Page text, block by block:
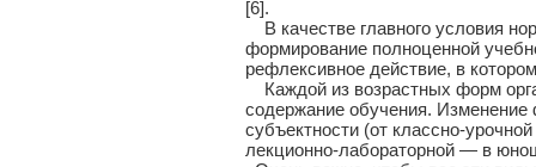
[6].
В качестве главного условия
формирование полноценной
рефлексивное действие, в
Каждой из возрастных форм
содержание обучения.
субъектности (от классно-
лекционно-лабораторной — в